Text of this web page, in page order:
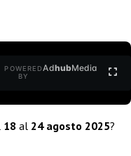
POWERED
BY
AdhubMedia
18 al 24 agosto 2025?